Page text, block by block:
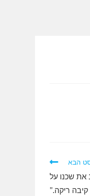
הבא
את שכנו על
קיבה ריקה."